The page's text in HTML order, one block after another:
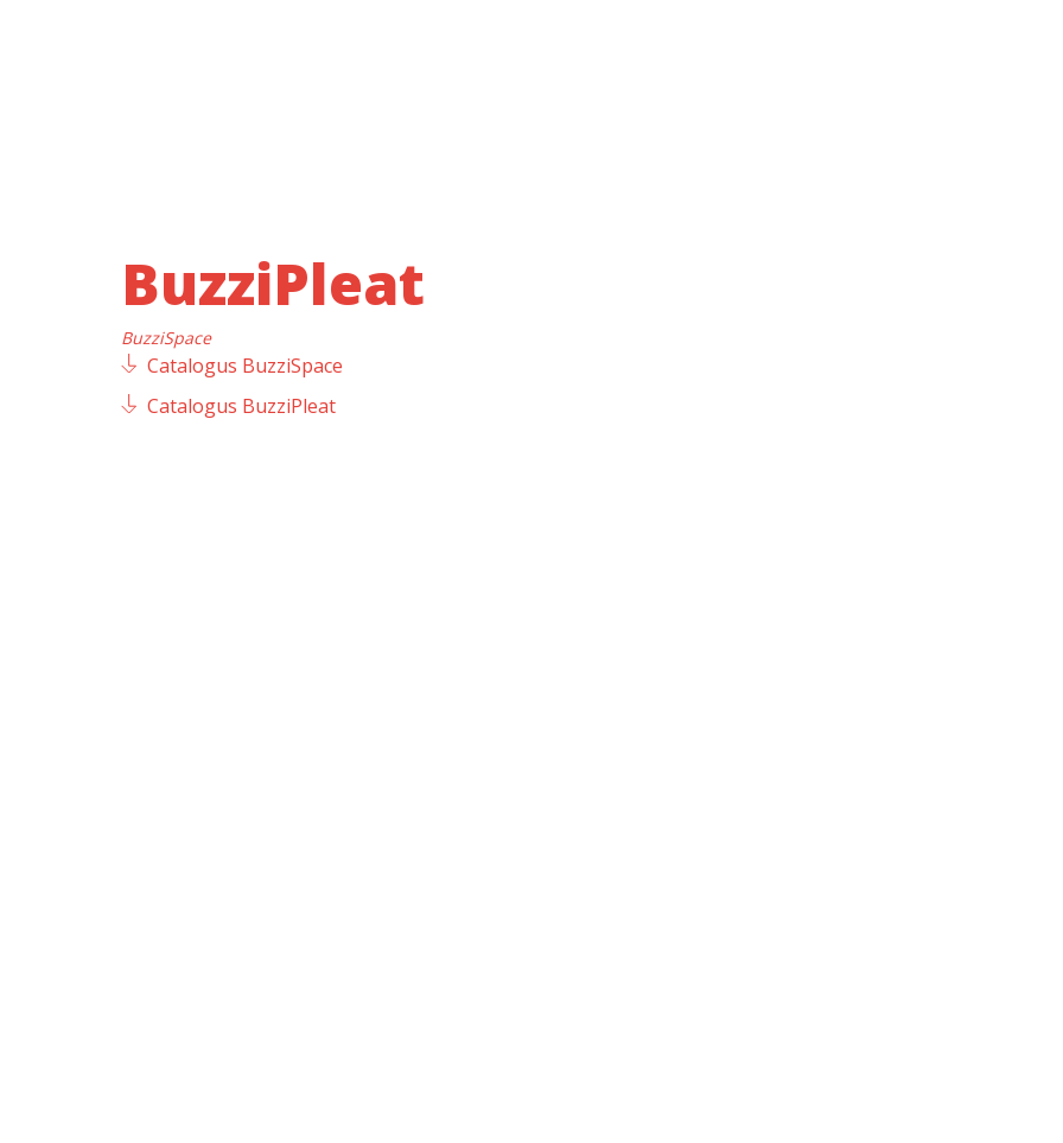
BuzziPleat
BuzziSpace
Catalogus BuzziSpace
Catalogus BuzziPleat